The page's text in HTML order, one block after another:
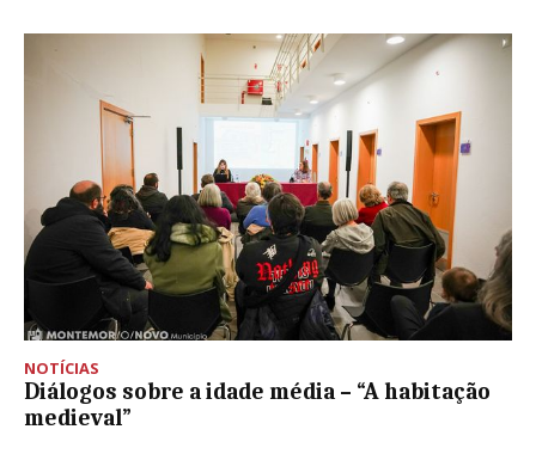
NOTÍCIAS
Diálogos sobre a idade média – “A habitação
medieval”